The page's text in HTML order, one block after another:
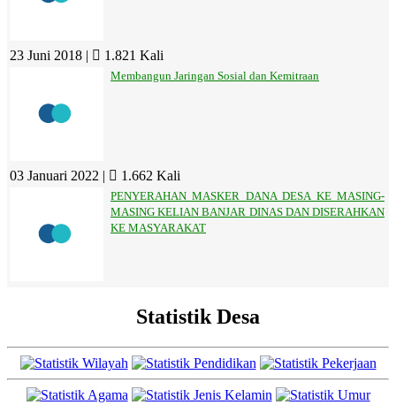
23 Juni 2018 | 1.821 Kali
Membangun Jaringan Sosial dan Kemitraan
03 Januari 2022 | 1.662 Kali
PENYERAHAN MASKER DANA DESA KE MASING-
MASING KELIAN BANJAR DINAS DAN DISERAHKAN
KE MASYARAKAT
Statistik Desa